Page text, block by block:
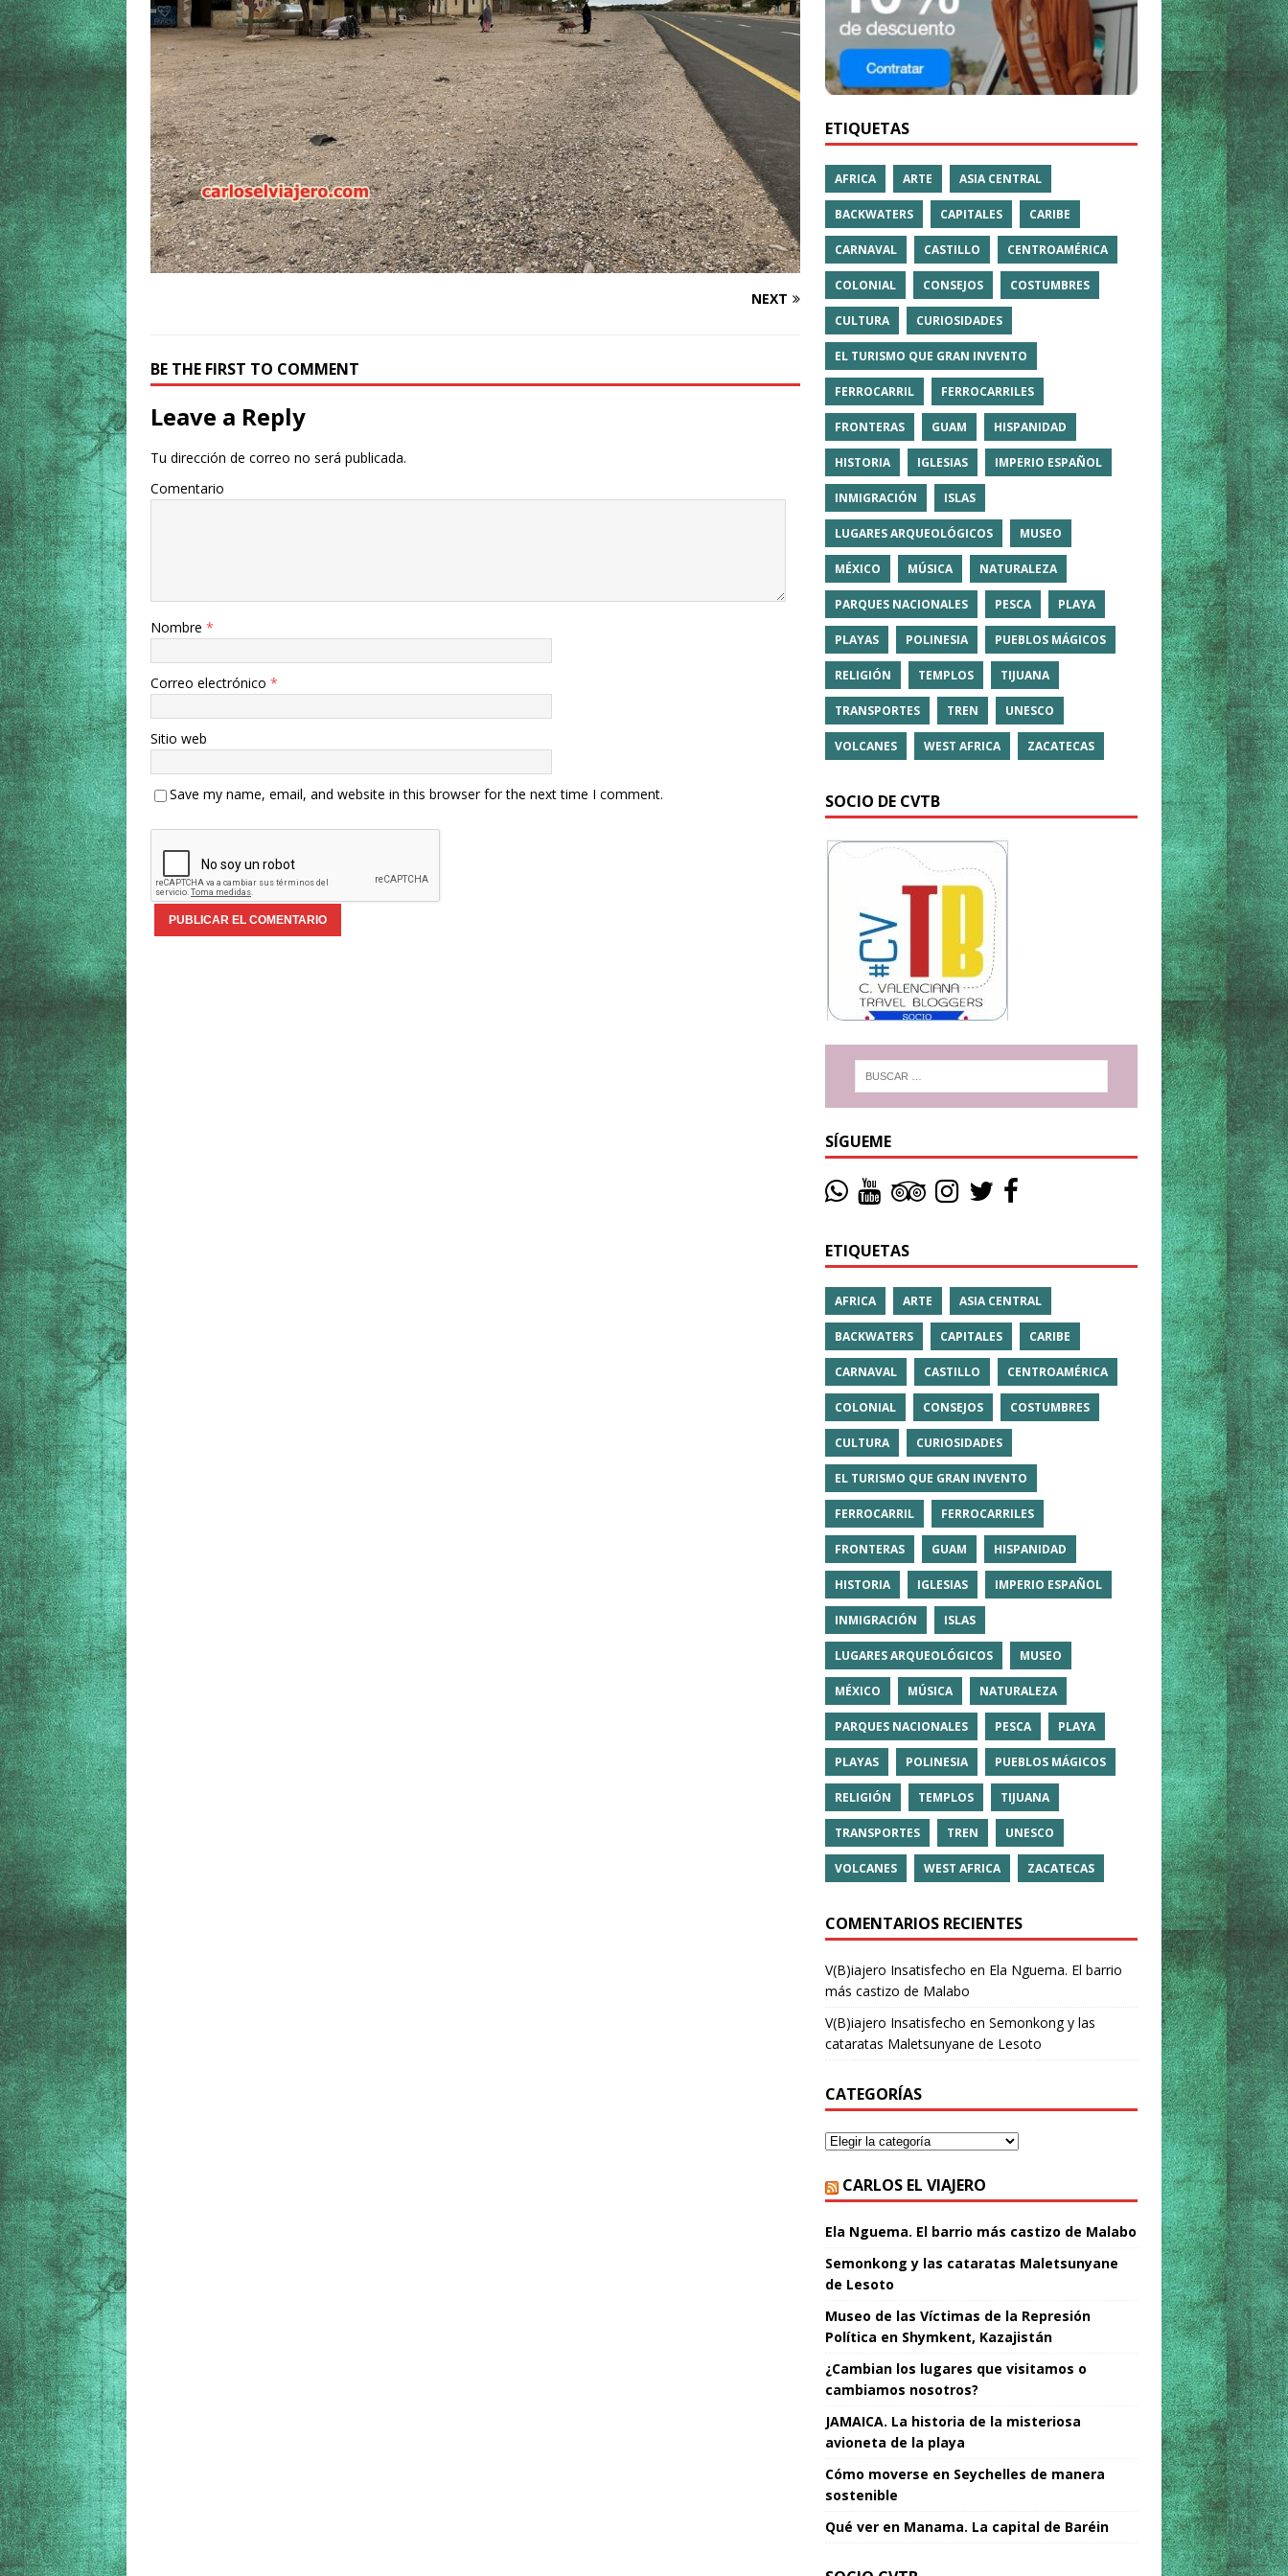
NEXT
BE THE FIRST TO COMMENT
Leave a Reply
Tu dirección de correo no será publicada.
Comentario
Nombre *
Correo electrónico *
Sitio web
Save my name, email, and website in this browser for the next time I comment.
ETIQUETAS
AFRICA ARTE ASIA CENTRAL
BACKWATERS CAPITALES CARIBE
CARNAVAL CASTILLO CENTROAMÉRICA
COLONIAL CONSEJOS COSTUMBRES
CULTURA CURIOSIDADES
EL TURISMO QUE GRAN INVENTO
FERROCARRIL FERROCARRILES
FRONTERAS GUAM HISPANIDAD
HISTORIA IGLESIAS IMPERIO ESPAÑOL
INMIGRACIÓN ISLAS
LUGARES ARQUEOLÓGICOS MUSEO
MÉXICO MÚSICA NATURALEZA
PARQUES NACIONALES PESCA PLAYA
PLAYAS POLINESIA PUEBLOS MÁGICOS
RELIGIÓN TEMPLOS TIJUANA
TRANSPORTES TREN UNESCO
VOLCANES WEST AFRICA ZACATECAS
SOCIO DE CVTB
SÍGUEME
ETIQUETAS
AFRICA ARTE ASIA CENTRAL
BACKWATERS CAPITALES CARIBE
CARNAVAL CASTILLO CENTROAMÉRICA
COLONIAL CONSEJOS COSTUMBRES
CULTURA CURIOSIDADES
EL TURISMO QUE GRAN INVENTO
FERROCARRIL FERROCARRILES
FRONTERAS GUAM HISPANIDAD
HISTORIA IGLESIAS IMPERIO ESPAÑOL
INMIGRACIÓN ISLAS
LUGARES ARQUEOLÓGICOS MUSEO
MÉXICO MÚSICA NATURALEZA
PARQUES NACIONALES PESCA PLAYA
PLAYAS POLINESIA PUEBLOS MÁGICOS
RELIGIÓN TEMPLOS TIJUANA
TRANSPORTES TREN UNESCO
VOLCANES WEST AFRICA ZACATECAS
COMENTARIOS RECIENTES
V(B)iajero Insatisfecho en Ela Nguema. El barrio
más castizo de Malabo
V(B)iajero Insatisfecho en Semonkong y las
cataratas Maletsunyane de Lesoto
CATEGORÍAS
CARLOS EL VIAJERO
Ela Nguema. El barrio más castizo de Malabo
Semonkong y las cataratas Maletsunyane
de Lesoto
Museo de las Víctimas de la Represión
Política en Shymkent, Kazajistán
¿Cambian los lugares que visitamos o
cambiamos nosotros?
JAMAICA. La historia de la misteriosa
avioneta de la playa
Cómo moverse en Seychelles de manera
sostenible
Qué ver en Manama. La capital de Baréin